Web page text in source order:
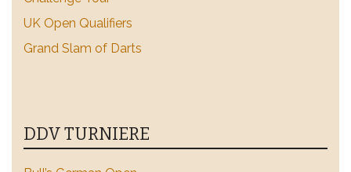
UK Open Qualifiers
Grand Slam of Darts
DDV TURNIERE